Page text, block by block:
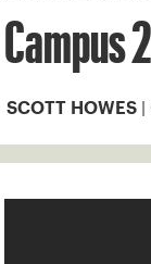
Campus
SCOTT HOWES